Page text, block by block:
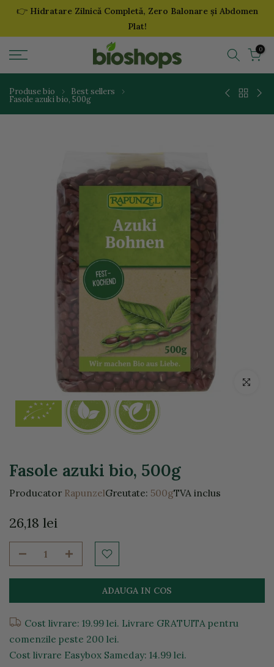
Sari
👉 Hidratare Zilnică Completă, Zero Balonare și Abdomen
Plat!
0
Produse bio Best sellers
Fasole azuki bio, 500g
Click
Fasole azuki bio, 500g
Producator RapunzelGreutate: 500gTVA inclus
26,18 lei
ADAUGA IN COS
Cost livrare: 19.99 lei. Livrare GRATUITA pentru
comenzile peste 200 lei.
Cost livrare Easybox Sameday: 14.99 lei.